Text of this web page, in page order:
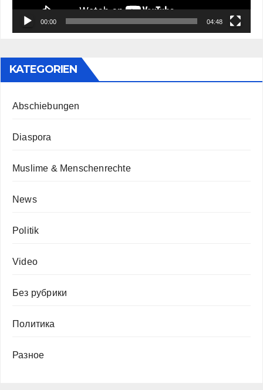
00:00 04:48
KATEGORIEN
Abschiebungen
Diaspora
Muslime & Menschenrechte
News
Politik
Video
Без рубрики
Политика
Разное